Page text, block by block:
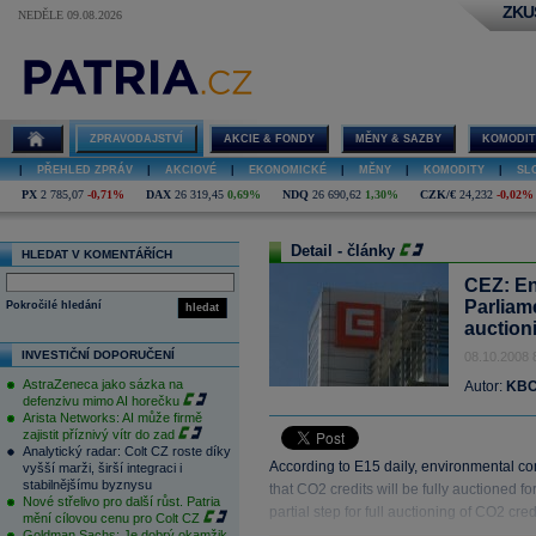
NEDĚLE 09.08.2026
ZPRAVODAJSTVÍ AKCIE & FONDY MĚNY & SAZBY
PŘEHLED ZPRÁV AKCIOVÉ EKONOMICKÉ MĚNY KOMODITY
PX 2 785,07 -0,71% DAX 26 319,45 0,69% NDQ 26 690,62 1,30% CZK/€ 24,232 -0,02%
HLEDAT V KOMENTÁŘÍCH
hledat
Pokročilé hledání
INVESTIČNÍ DOPORUČENÍ
AstraZeneca jako sázka na
defenzivu mimo AI horečku
Arista Networks: AI může firmě
zajistit příznivý vítr do zad
Analytický radar: Colt CZ roste díky
vyšší marži, širší integraci i
stabilnějšímu byznysu
Nové střelivo pro další růst. Patria
mění cílovou cenu pro Colt CZ
Detail - články
CEZ:
08.10.2008
Autor:
According to E15 daily, environmental
that CO2 credits will be fully auctioned
partial step for full auctioning of CO2